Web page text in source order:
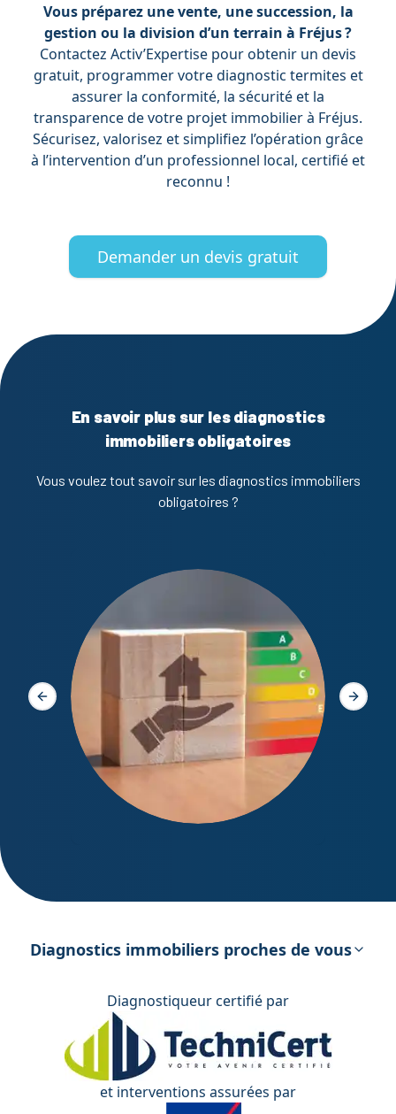
Vous préparez une vente, une succession, la
gestion ou la division d’un terrain à Fréjus ?
Contactez Activ’Expertise pour obtenir un devis
gratuit, programmer votre diagnostic termites et
assurer la conformité, la sécurité et la
transparence de votre projet immobilier à Fréjus.
Sécurisez, valorisez et simplifiez l’opération grâce
à l’intervention d’un professionnel local, certifié et
reconnu !
Demander un devis gratuit
En savoir plus sur les diagnostics
immobiliers obligatoires
Vous voulez tout savoir sur les diagnostics immobiliers
obligatoires ?
énergétique
Slide précédente Slide
Diagnostics immobiliers proches de vous
Diagnostiqueur certifié par
et interventions assurées par